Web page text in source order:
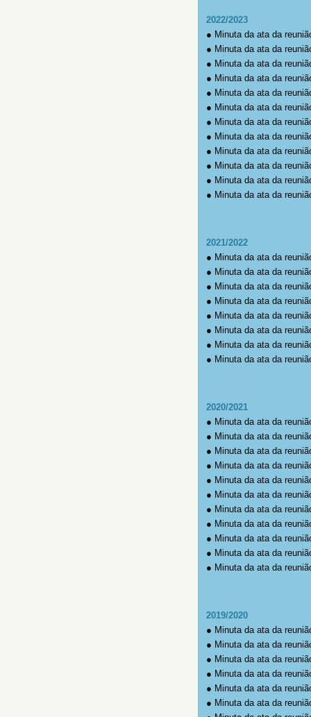
2022/2023
● Minuta da ata da
● Minuta da ata da
● Minuta da ata da
● Minuta da ata da
● Minuta da ata da
● Minuta da ata da
● Minuta da ata da
● Minuta da ata da
● Minuta da ata da
● Minuta da ata da
● Minuta da ata da
● Minuta da ata da
2021/2022
● Minuta da ata da
● Minuta da ata da
● Minuta da ata da
● Minuta da ata da
● Minuta da ata da
● Minuta da ata da
● Minuta da ata da
● Minuta da ata da
2020/2021
● Minuta da ata da
● Minuta da ata da
● Minuta da ata da
● Minuta da ata da
● Minuta da ata da
● Minuta da ata da
● Minuta da ata da
● Minuta da ata da
● Minuta da ata da
● Minuta da ata da
● Minuta da ata da
2019/2020
● Minuta da ata da
● Minuta da ata da
● Minuta da ata da
● Minuta da ata da
● Minuta da ata da
● Minuta da ata da